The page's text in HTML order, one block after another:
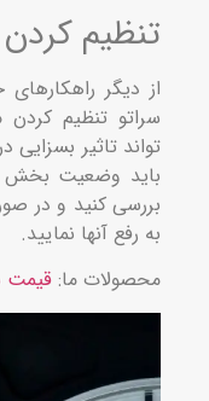
کردن
راهکارهای حل
تنظیم کردن موتور
تاثیر بسزایی در
وضعیت بخش های
کنید و در صورت
آنها نمایید.
ما:قیمت شمع